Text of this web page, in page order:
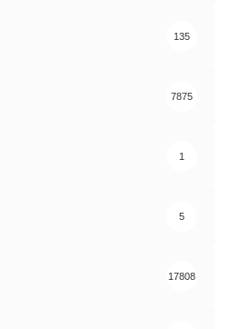
135
7875
1
5
17808